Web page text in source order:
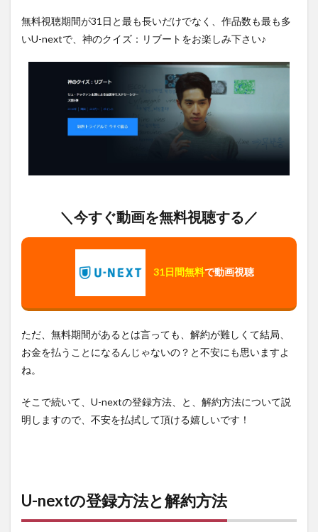
のキ
ャス
ト・
無料視聴期間が31日と最も長いだけでなく、作品数も最も多
いU-nextで、神のクイズ：リブートをお楽しみ下さい♪
＼今すぐ動画を無料視聴する／
31日間無料で動画視聴
ただ、無料期間があるとは言っても、解約が難しくて結局、
お金を払うことになるんじゃないの？と不安にも思いますよ
ね。
そこで続いて、U-nextの登録方法、と、解約方法について説
明しますので、不安を払拭して頂ける嬉しいです！
U-nextの登録方法と解約方法